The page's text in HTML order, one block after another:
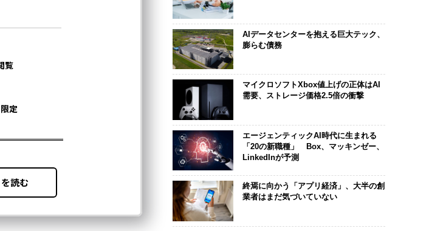
AIデータセンターを抱える巨大テック、
膨らむ債務
マイクロソフトXbox値上げの正体はAI
需要、ストレージ価格2.5倍の衝撃
エージェンティックAI時代に生まれる
「20の新職種」 Box、マッキンゼー、
LinkedInが予測
終焉に向かう「アプリ経済」、大半の創
業者はまだ気づいていない